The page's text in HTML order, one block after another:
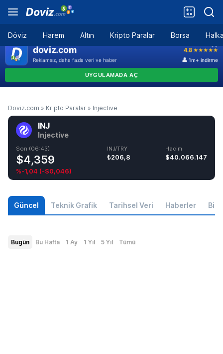
Döviz Harem Altın Kripto Paralar Borsa
Doviz.com » Kripto Paralar » Injective
INJ
Injective
Son (06:43)
$4,359
%-1,04 (-$0,046)
INJ/TRY
₺206,8
Hacim
$40.066.147
Güncel Teknik Grafik Tarihsel Veri Haberler Bilgi
Bugün Bu Hafta 1 Ay 1 Yıl 5 Yıl Tümü